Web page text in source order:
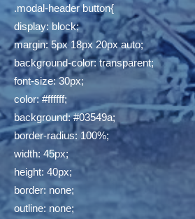
.modal-header button{
display: block;
margin: 5px 18px 20px auto;
background-color: transparent;
font-size: 30px;
color: #ffffff;
background: #03549a;
border-radius: 100%;
width: 45px;
height: 40px;
border: none;
outline: none;